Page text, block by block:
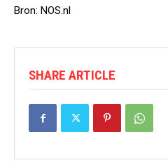
Bron: NOS.nl
SHARE ARTICLE